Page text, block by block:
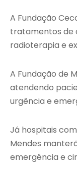
A Fundação
tratamentos de
radioterapia e
A Fundação de
atendendo
urgência e
Já hospitais
Mendes
emergência e